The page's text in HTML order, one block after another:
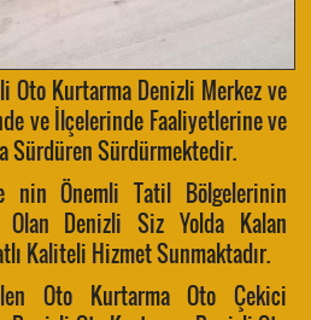
Oto Kurtarma Denizli Merkez ve
ve İlçelerinde Faaliyetlerine ve
Sürdüren Sürdürmektedir.
nin Önemli Tatil Bölgelerinin
Denizli Siz Yolda Kalan
Kaliteli Hizmet Sunmaktadır.
Oto Kurtarma Oto Çekici